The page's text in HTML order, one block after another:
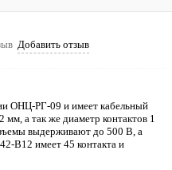
Добавить отзыв
ОНЦ-РГ-09 и имеет кабельный
мм, а так же диаметр контактов 1
выдерживают до 500 В, а
В12 имеет 45 контакта и